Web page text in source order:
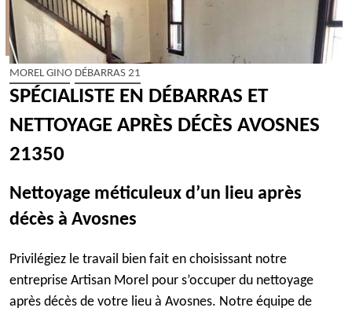
MOREL GINO DÉBARRAS 21
SPÉCIALISTE EN DÉBARRAS ET
NETTOYAGE APRÈS DÉCÈS AVOSNES
21350
Nettoyage méticuleux d’un lieu après
décès à Avosnes
Privilégiez le travail bien fait en choisissant notre
entreprise Artisan Morel pour s’occuper du nettoyage
après décès de votre lieu à Avosnes. Notre équipe de